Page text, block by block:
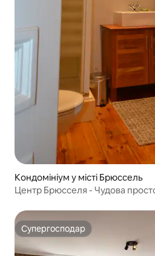
Кондомініум у місті Брюссель
Центр Брюсселя - Чудова
Супергосподар
Супергосподар